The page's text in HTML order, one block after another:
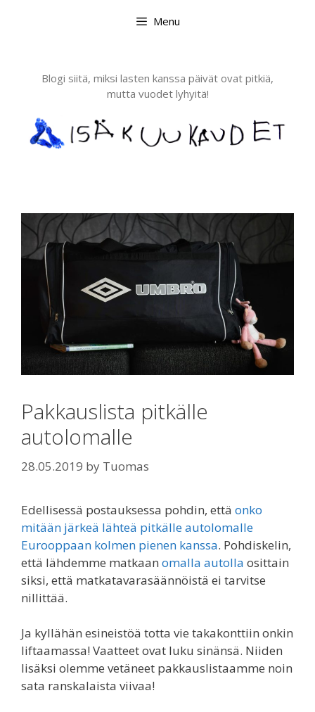
Menu
Blogi siitä, miksi lasten kanssa päivät ovat pitkiä,
mutta vuodet lyhyitä!
Pakkauslista pitkälle
autolomalle
28.05.2019 by Tuomas
Edellisessä postauksessa pohdin, että onko
mitään järkeä lähteä pitkälle autolomalle
Eurooppaan kolmen pienen kanssa. Pohdiskelin,
että lähdemme matkaan omalla autolla osittain
siksi, että matkatavarasäännöistä ei tarvitse
nillittää.
Ja kyllähän esineistöä totta vie takakonttiin onkin
liftaamassa! Vaatteet ovat luku sinänsä. Niiden
lisäksi olemme vetäneet pakkauslistaamme noin
sata ranskalaista viivaa!